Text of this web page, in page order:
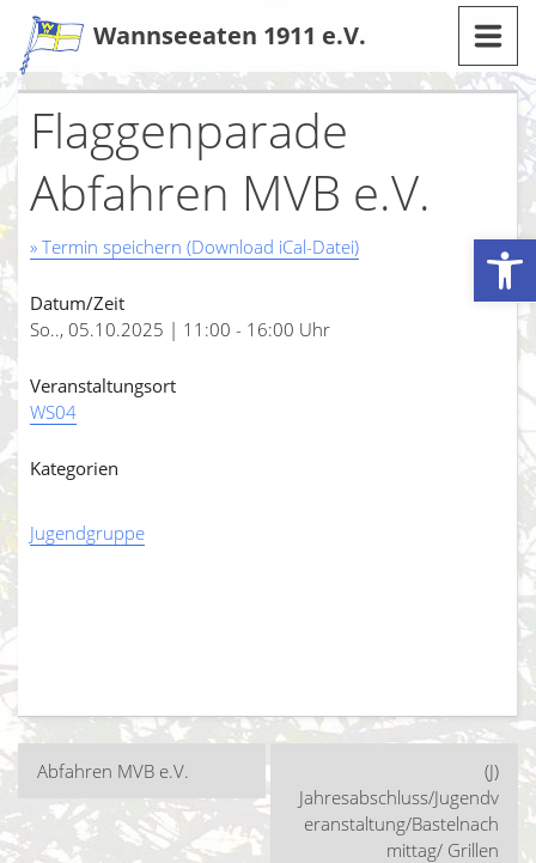
Werkzeugleiste öffnen
Zum
Inhalt
Wannseeaten 1911 e.V.
Flaggenparade
Abfahren MVB e.V.
» Termin speichern (Download iCal-Datei)
Datum/Zeit
So.., 05.10.2025 | 11:00 - 16:00 Uhr
Veranstaltungsort
WS04
Kategorien
Jugendgruppe
Beitragsnavigation
Abfahren MVB e.V.
(J)
Jahresabschluss/Jugendv
eranstaltung/Bastelnach
mittag/ Grillen